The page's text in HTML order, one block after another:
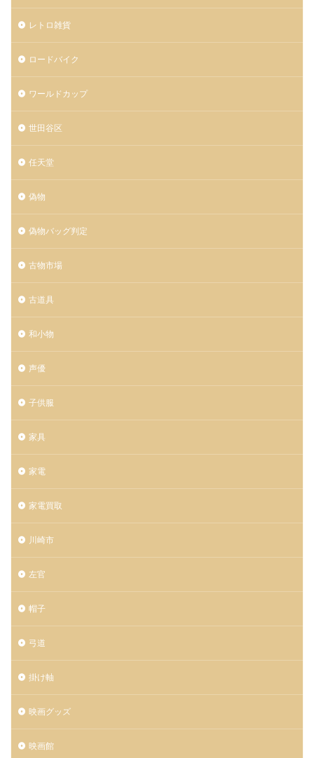
レトロ雑貨
ロードバイク
ワールドカップ
世田谷区
任天堂
偽物
偽物バッグ判定
古物市場
古道具
和小物
声優
子供服
家具
家電
家電買取
川崎市
左官
帽子
弓道
掛け軸
映画グッズ
映画館